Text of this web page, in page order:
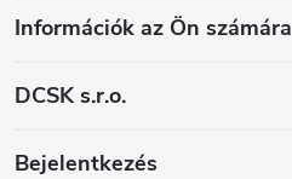
Információk az Ön számára
DCSK s.r.o.
Bejelentkezés